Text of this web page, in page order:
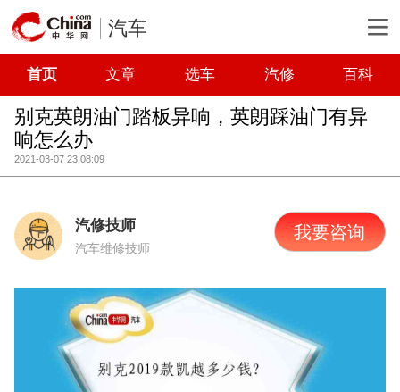
汽车
首页 文章 选车 汽修 百科
别克英朗油门踏板异响，英朗踩油门有异
响怎么办
2021-03-07 23:08:09
汽修技师
汽车维修技师
我要咨询